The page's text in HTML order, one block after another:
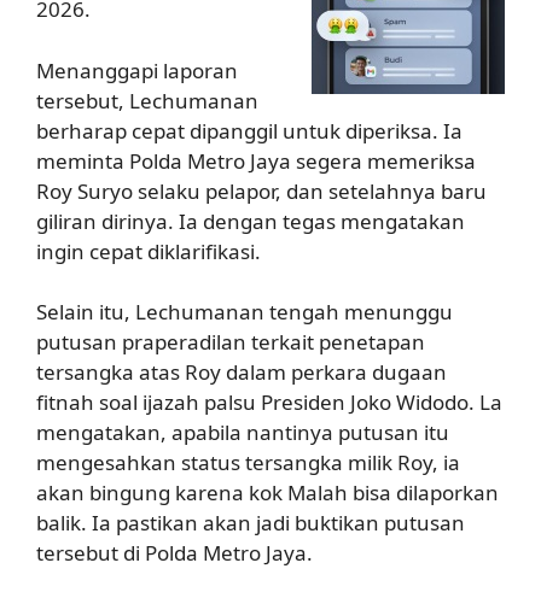
2026.
Menanggapi laporan
tersebut, Lechumanan
berharap cepat dipanggil untuk diperiksa. Ia
meminta Polda Metro Jaya segera memeriksa
Roy Suryo selaku pelapor, dan setelahnya baru
giliran dirinya. Ia dengan tegas mengatakan
ingin cepat diklarifikasi.
Selain itu, Lechumanan tengah menunggu
putusan praperadilan terkait penetapan
tersangka atas Roy dalam perkara dugaan
fitnah soal ijazah palsu Presiden Joko Widodo. La
mengatakan, apabila nantinya putusan itu
mengesahkan status tersangka milik Roy, ia
akan bingung karena kok Malah bisa dilaporkan
balik. Ia pastikan akan jadi buktikan putusan
tersebut di Polda Metro Jaya.